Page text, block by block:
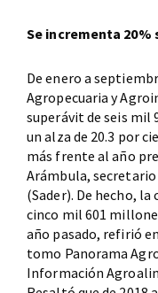
Se incrementa 20%
De enero a
Agropecuaria y
superávit de seis mil
un alza de 20.3 por
más frente al año
Arámbula,
(Sader). De hecho,
cinco mil 601
año pasado, refirió
tomo Panorama
Información